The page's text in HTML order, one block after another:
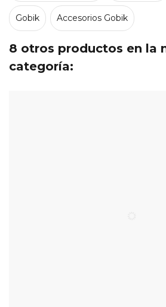
Gobik Accesorios Gobik
8 otros productos en la
categoría: